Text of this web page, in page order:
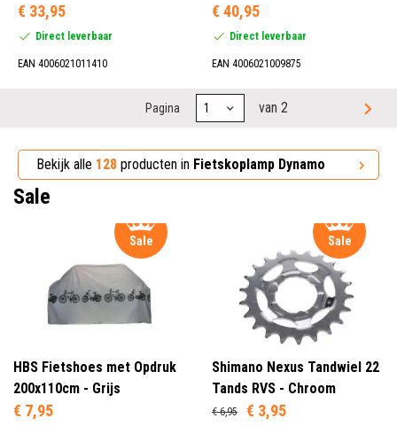
€ 33,95
Direct leverbaar
EAN 4006021011410
€ 40,95
Direct leverbaar
EAN 4006021009875
Pagina van 2
Bekijk alle 128 producten in Fietskoplamp Dynamo
Sale
Sale
HBS Fietshoes met Opdruk
200x110cm - Grijs
€ 7,95
Sale
Shimano Nexus Tandwiel 22
Tands RVS - Chroom
€ 6,95 € 3,95